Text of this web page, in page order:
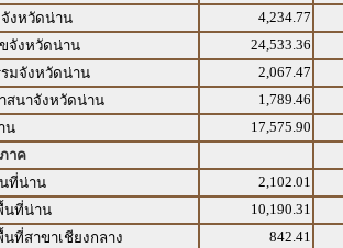
งหวัดน่าน
4,234.77
จังหวัดน่าน
24,533.36
มจังหวัดน่าน
2,067.47
สนาจังหวัดน่าน
1,789.46
น
17,575.90
าค
ที่น่าน
2,102.01
นที่น่าน
10,190.31
ที่สาขาเชียงกลาง
842.41